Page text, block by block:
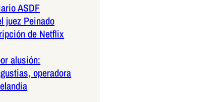
ASDF
juez Peinado
de Netflix
alusión:
operadora